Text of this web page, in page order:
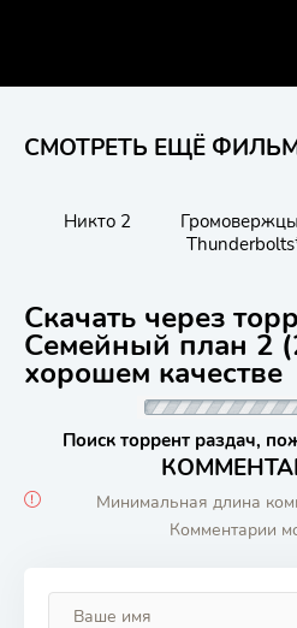
СМОТРЕТЬ ЕЩЁ
Никто 2
Скачать через
Семейный план 2
хорошем качестве
Поиск торрент раздач,
Минимальная длина
Комментарии